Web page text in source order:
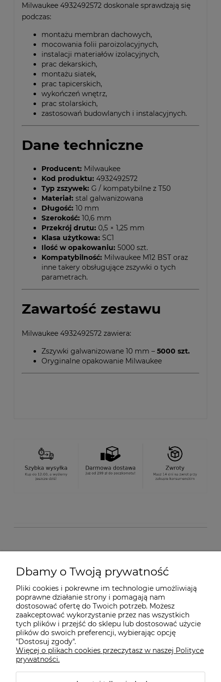
Milwaukee 4932492572 doskonale sprawdzają się
podczas:
montażu membran dachowych,
mocowania folii paroizolacyjnych,
instalacji materiałów izolacyjnych,
prac dekarskich,
montażu siatek,
prac tapicerskich,
wykończeń wnętrz,
prac stolarskich,
zastosowań budowlanych i instalacyjnych.
Dane techniczne
Producent: Milwaukee
Kod produktu: 4932492572
Typ zszywek: G / kompatybilne z T50
Materiał: stal galwanizowana
Długość: 10 mm
Szerokość: 10,6 mm
Przekrój drutu: 0,5 × 1,25 mm
Klasa użytkowa: SC1
Ilość w opakowaniu: 5000 szt.
Kompatybilność: Milwaukee M12 BST oraz
inne takery obsługujące zszywki o tych
parametrach.
Zawartość zestawu
Milwaukee 4932492572 zawiera:
Zszywki galwanizowane 10 mm – 5000 szt.
Oryginalne opakowanie Milwaukee
O nas
Dostawa i płatności
Pomoc
Gwarancja i Serwis
Dbamy o Twoją prywatność
Pliki cookies i pokrewne im technologie umożliwiają
poprawne działanie strony i pomagają nam
dostosować ofertę do Twoich potrzeb. Możesz
zaakceptować wykorzystanie przez nas wszystkich
tych plików i przejść do sklepu lub dostosować użycie
plików do swoich preferencji, wybierając opcję
"Dostosuj zgody".
Więcej o plikach cookies przeczytasz w naszej Polityce
prywatności.